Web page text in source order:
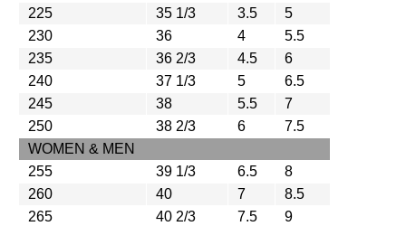
225
35 1/3 3.5 5
230
36 4 5.5
235
36 2/3 4.5 6
240
37 1/3 5 6.5
245
38 5.5 7
250
38 2/3 6 7.5
WOMEN & MEN
255
39 1/3 6.5 8
260
40 7 8.5
265
40 2/3 7.5 9